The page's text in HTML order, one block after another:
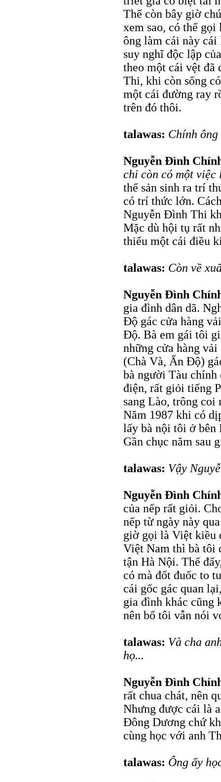
Thế còn bây giờ
xem sao, có thể
ông làm cái này
suy nghĩ độc lập
theo một cái vệt đã
Thi, khi còn sống
một cái đường ray
trên đó thôi.
talawas: Chính
Nguyễn Đình
chỉ còn có một
thể sản sinh ra trí
có trí thức lớn.
Nguyễn Đình Thi
Mặc dù hội tụ rất
thiếu một cái điều
talawas: Còn về
Nguyễn Đình
gia đình dân dã.
Độ gác cửa hàng
Độ. Bà em gái tôi
những cửa hàng
(Chà Và, Ấn Độ)
bà người Tàu
điện, rất giỏi tiếng
sang Lào, trông coi
Năm 1987 khi có
lấy bà nội tôi ở bên
Gần chục năm sau
talawas: Vậy
Nguyễn Đình
của nếp rất giỏi.
nếp từ ngày này
giờ gọi là Việt kiều
Việt Nam thì bà tôi
tận Hà Nội. Thế
có mà đốt đuốc to
cái gốc gác quan
gia đình khác cũng
nên bố tôi vẫn nói
talawas: Và cha
họ...
Nguyễn Đình
rất chua chát, nên
Nhưng được cái là
Đông Dương chứ
cùng học với anh
talawas: Ông ấy